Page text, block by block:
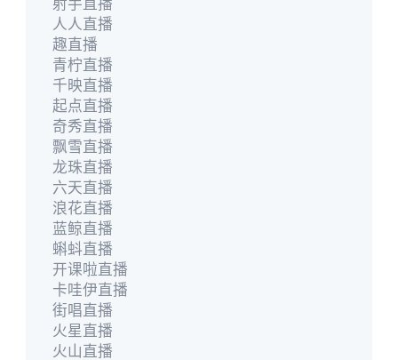
人人直播
趣直播
青柠直播
千映直播
起点直播
奇秀直播
飘雪直播
龙珠直播
六天直播
浪花直播
蓝鲸直播
蝌蚪直播
开课啦直播
卡哇伊直播
街唱直播
火星直播
火山直播